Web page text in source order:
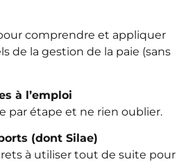
comprendre et appliquer
de la gestion de la paie (sans
à l’emploi
par étape et ne rien oublier.
(dont Silae)
à utiliser tout de suite pour